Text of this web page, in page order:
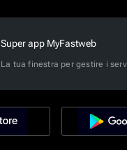
Super app MyFastweb
La tua finestra per gestire i